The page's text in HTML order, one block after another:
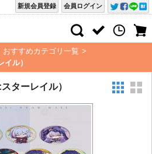
会員ログイン
新規会員登録
おすすめカテゴリ一覧 >
ル）
ターレイル）